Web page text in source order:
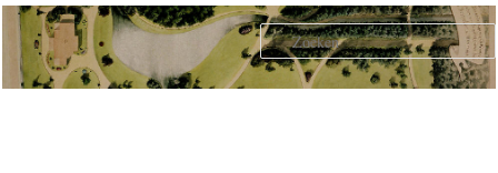
Spring
naar
primaire